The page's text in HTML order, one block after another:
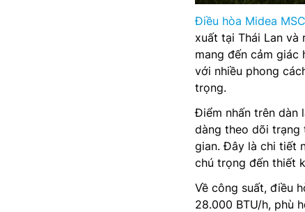
Điều hòa Midea
xuất tại Thái Lan và
mang đến cảm giác
với nhiều phong
trọng.
Điểm nhấn trên dàn
dàng theo dõi trạng
gian. Đây là chi tiết
chú trọng đến thiết
Về công suất, điều
28.000 BTU/h, phù